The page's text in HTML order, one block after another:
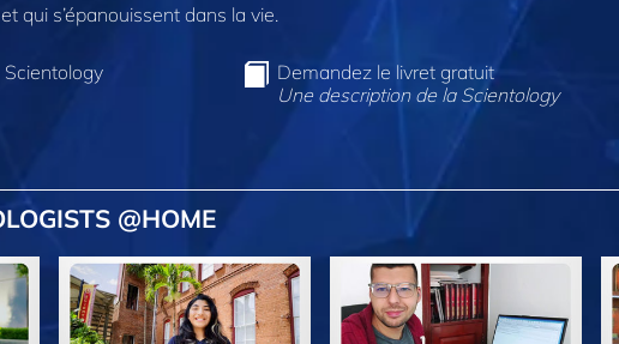
qui s’épanouissent dans la vie.
Scientology
Demandez le livret gratuit
Une description de la Scientology
@HOME